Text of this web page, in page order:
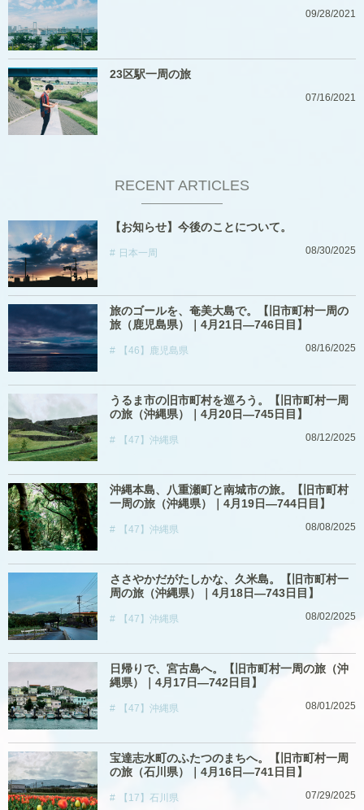
09/28/2021
23区駅一周の旅
07/16/2021
RECENT ARTICLES
【お知らせ】今後のことについて。
日本一周 08/30/2025
旅のゴールを、奄美大島で。【旧市町村一周の
旅（鹿児島県）｜4月21日―746日目】
【46】鹿児島県 08/16/2025
うるま市の旧市町村を巡ろう。【旧市町村一周
の旅（沖縄県）｜4月20日―745日目】
【47】沖縄県 08/12/2025
沖縄本島、八重瀬町と南城市の旅。【旧市町村
一周の旅（沖縄県）｜4月19日―744日目】
【47】沖縄県 08/08/2025
ささやかだがたしかな、久米島。【旧市町村一
周の旅（沖縄県）｜4月18日―743日目】
【47】沖縄県 08/02/2025
日帰りで、宮古島へ。【旧市町村一周の旅（沖
縄県）｜4月17日―742日目】
【47】沖縄県 08/01/2025
宝達志水町のふたつのまちへ。【旧市町村一周
の旅（石川県）｜4月16日―741日目】
【17】石川県 07/29/2025